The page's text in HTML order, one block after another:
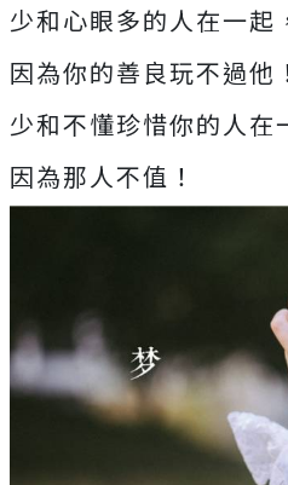
少和心眼多的人在一起
因為你的善良玩不過他
少和不懂珍惜你的人在
因為那人不值！